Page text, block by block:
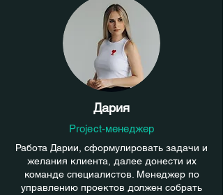
Дария
Project-менеджер
Работа Дарии, сформулировать задачи и
желания клиента, далее донести их
команде специалистов. Менеджер по
управлению проектов должен собрать